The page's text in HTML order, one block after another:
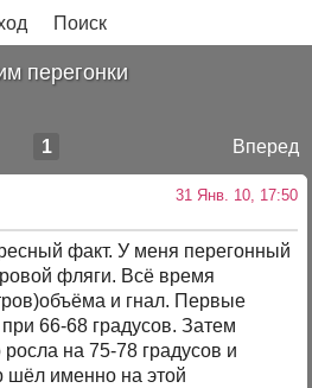
Поиск
перегонки
Вперед
1
31 Янв. 10, 17:50
факт. У меня перегонный
фляги. Всё время
и гнал. Первые
66-68 градусов. Затем
на 75-78 градусов и
шёл именно на этой